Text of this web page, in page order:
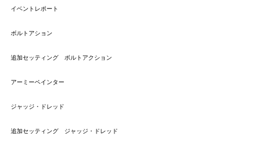
イベントレポート
ボルトアション
追加セッティング ボルトアクション
アーミーペインター
ジャッジ・ドレッド
追加セッティング ジャッジ・ドレッド